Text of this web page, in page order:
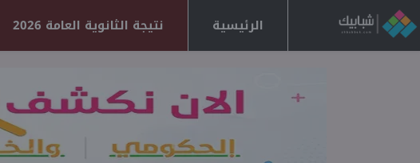
الرئيسية نتيجة الثانوية العامة 2026